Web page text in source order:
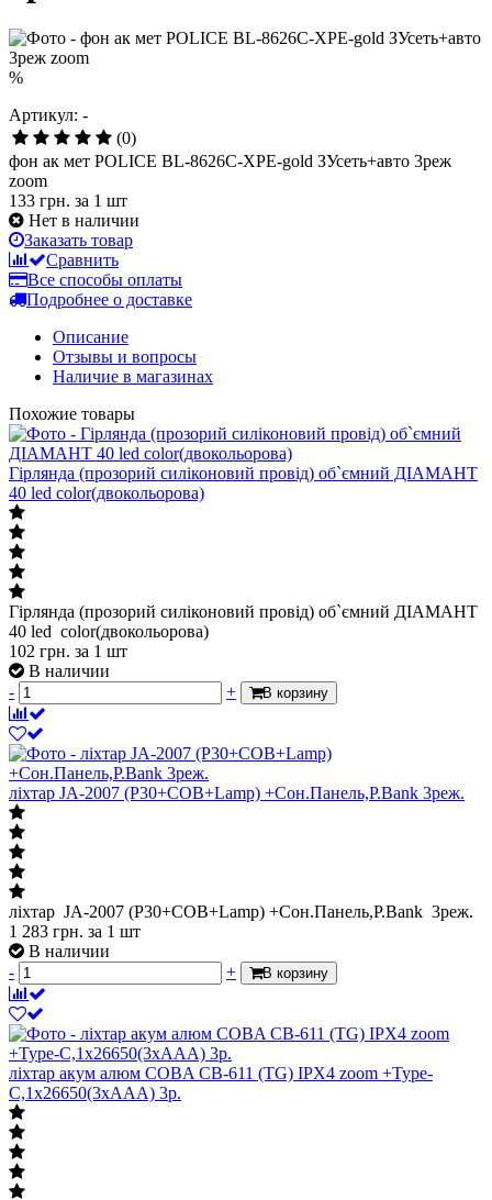
%
Артикул: -
(0)
фон ак мет POLICE BL-8626C-XPE-gold ЗУсеть+авто 3реж
zoom
133 грн. за 1 шт
Нет в наличии
Заказать товар
Сравнить
Все способы оплаты
Подробнее о доставке
Описание
Отзывы и вопросы
Наличие в магазинах
Похожие товары
Гірлянда (прозорий силіконовий провід) об`ємний ДІАМАНТ
40 led color(двокольорова)
Гірлянда (прозорий силіконовий провід) об`ємний ДІАМАНТ
40 led color(двокольорова)
102 грн. за 1 шт
В наличии
-
+ В корзину
ліхтар JA-2007 (P30+COB+Lamp) +Сон.Панель,P.Bank 3реж.
ліхтар JA-2007 (P30+COB+Lamp) +Сон.Панель,P.Bank 3реж.
1 283 грн. за 1 шт
В наличии
-
+ В корзину
ліхтар акум алюм COBA CB-611 (TG) IPX4 zoom +Type-
C,1х26650(3xAAA) 3р.